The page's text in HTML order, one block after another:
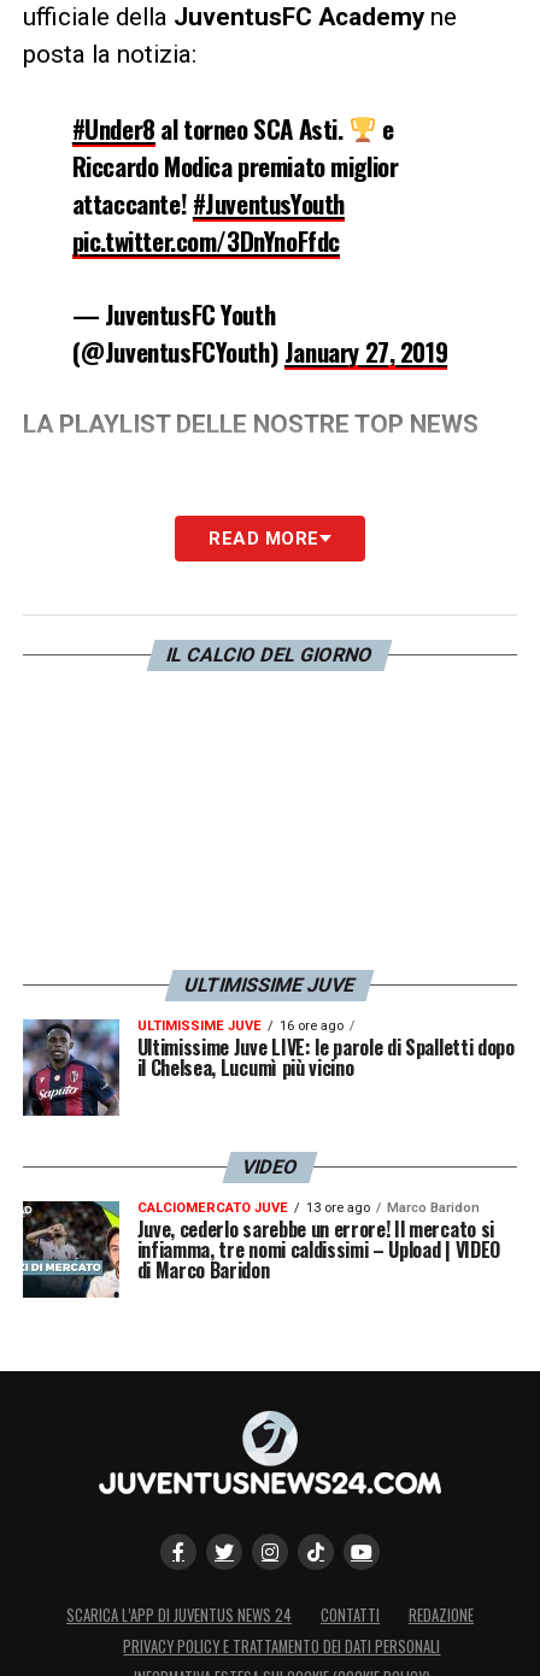
ufficiale della JuventusFC Academyne
posta la notizia:
#Under8al torneo SCA Asti.
e
Riccardo Modica premiato miglior
attaccante!#JuventusYouth
pic.twitter.com/3DnYnoFfdc
— JuventusFC Youth
(@JuventusFCYouth)January 27, 2019
LA PLAYLIST DELLE NOSTRE TOP NEWS
READ MORE
IL CALCIO DEL GIORNO
ULTIMISSIME JUVE
ULTIMISSIME JUVE 16 ore ago
Ultimissime Juve LIVE: le parole di Spalletti dopo
il Chelsea, Lucumì più vicino
VIDEO
CALCIOMERCATO JUVE 13 ore ago Marco Baridon
Juve, cederlo sarebbe un errore! Il mercato si
infiamma, tre nomi caldissimi – Upload | VIDEO
di Marco Baridon
SCARICA L’APP DI JUVENTUS NEWS 24 CONTATTI
REDAZIONE
PRIVACY POLICY E TRATTAMENTO DEI DATI PERSONALI